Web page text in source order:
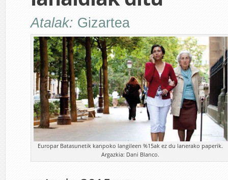
Atalak: Gizartea
Europar Batasunetik kanpoko langileen %15ak ez du lanerako paperik.
Argazkia: Dani Blanco.